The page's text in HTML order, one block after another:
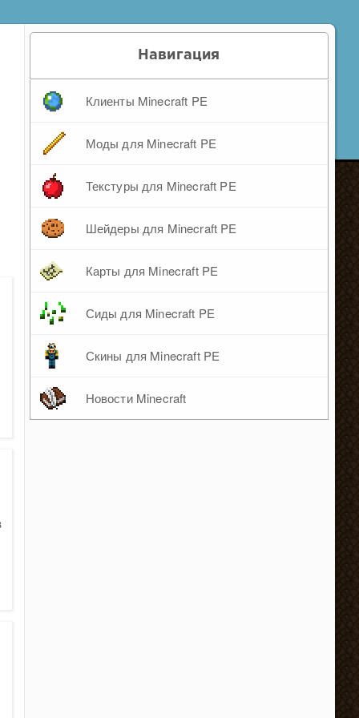
Навигация
Клиенты Minecraft PE
Моды для Minecraft PE
Текстуры для Minecraft PE
Шейдеры для Minecraft PE
Карты для Minecraft PE
Сиды для Minecraft PE
Скины для Minecraft PE
Новости Minecraft